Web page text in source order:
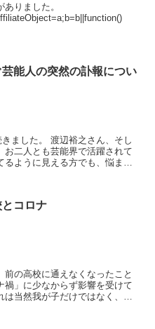
りました。
能人の突然の訃報につい
裕之さん、そし
コロナ